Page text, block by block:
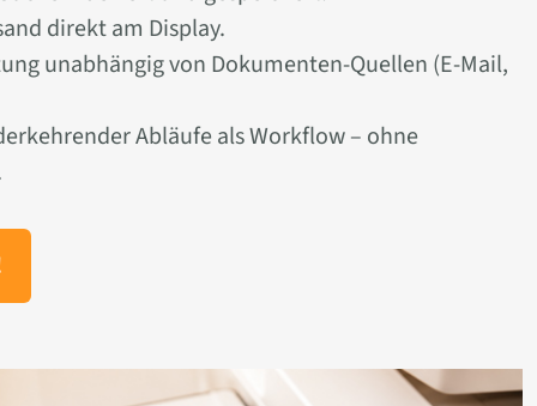
direkt am Display.
unabhängig von Dokumenten-Quellen (E-Mail,
Abläufe als Workflow – ohne